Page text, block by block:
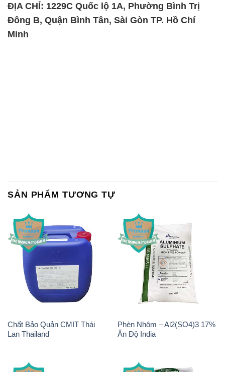
ĐỊA CHỈ: 1229C Quốc lộ 1A, Phường Bình Trị
Đông B, Quận Bình Tân, Sài Gòn TP. Hồ Chí
Minh
SẢN PHẨM TƯƠNG TỰ
Chất Bảo Quản CMIT Thái
Lan Thailand
Phèn Nhôm – Al2(SO4)3 17%
Ấn Độ India